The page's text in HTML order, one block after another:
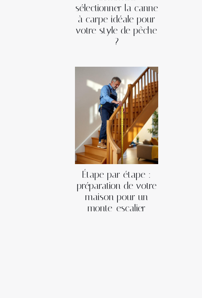
sélectionner la canne
à carpe idéale pour
votre style de pêche
?
Étape par étape :
préparation de votre
maison pour un
monte-escalier